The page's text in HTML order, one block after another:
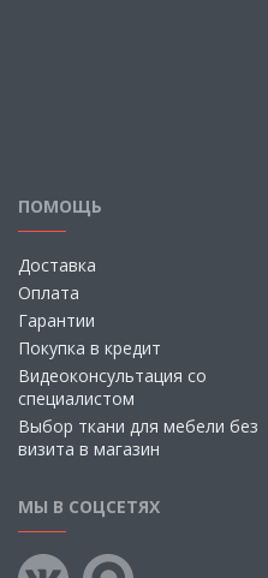
ПОМОЩЬ
Доставка
Оплата
Гарантии
Покупка в кредит
Видеоконсультация со
специалистом
Выбор ткани для мебели без
визита в магазин
МЫ В СОЦСЕТЯХ